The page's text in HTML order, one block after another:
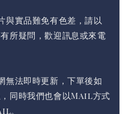
與實品難免有色差，請以
所疑問，歡迎訊息或來電
無法即時更新，下單後如
同時我們也會以Mail方式
。